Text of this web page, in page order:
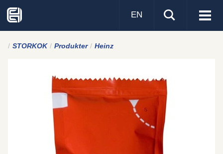
Visa
EN
STORKOK Produkter Heinz